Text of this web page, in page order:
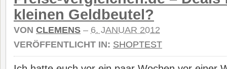
kleinen Geldbeutel?
VON CLEMENS – 6. JANUAR 2012
VERÖFFENTLICHT IN: SHOPTEST